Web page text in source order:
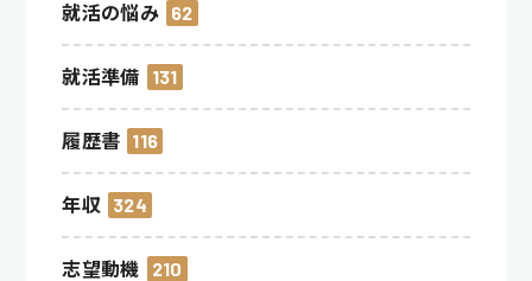
就活の悩み 62
就活準備 131
履歴書 116
年収 324
志望動機 210